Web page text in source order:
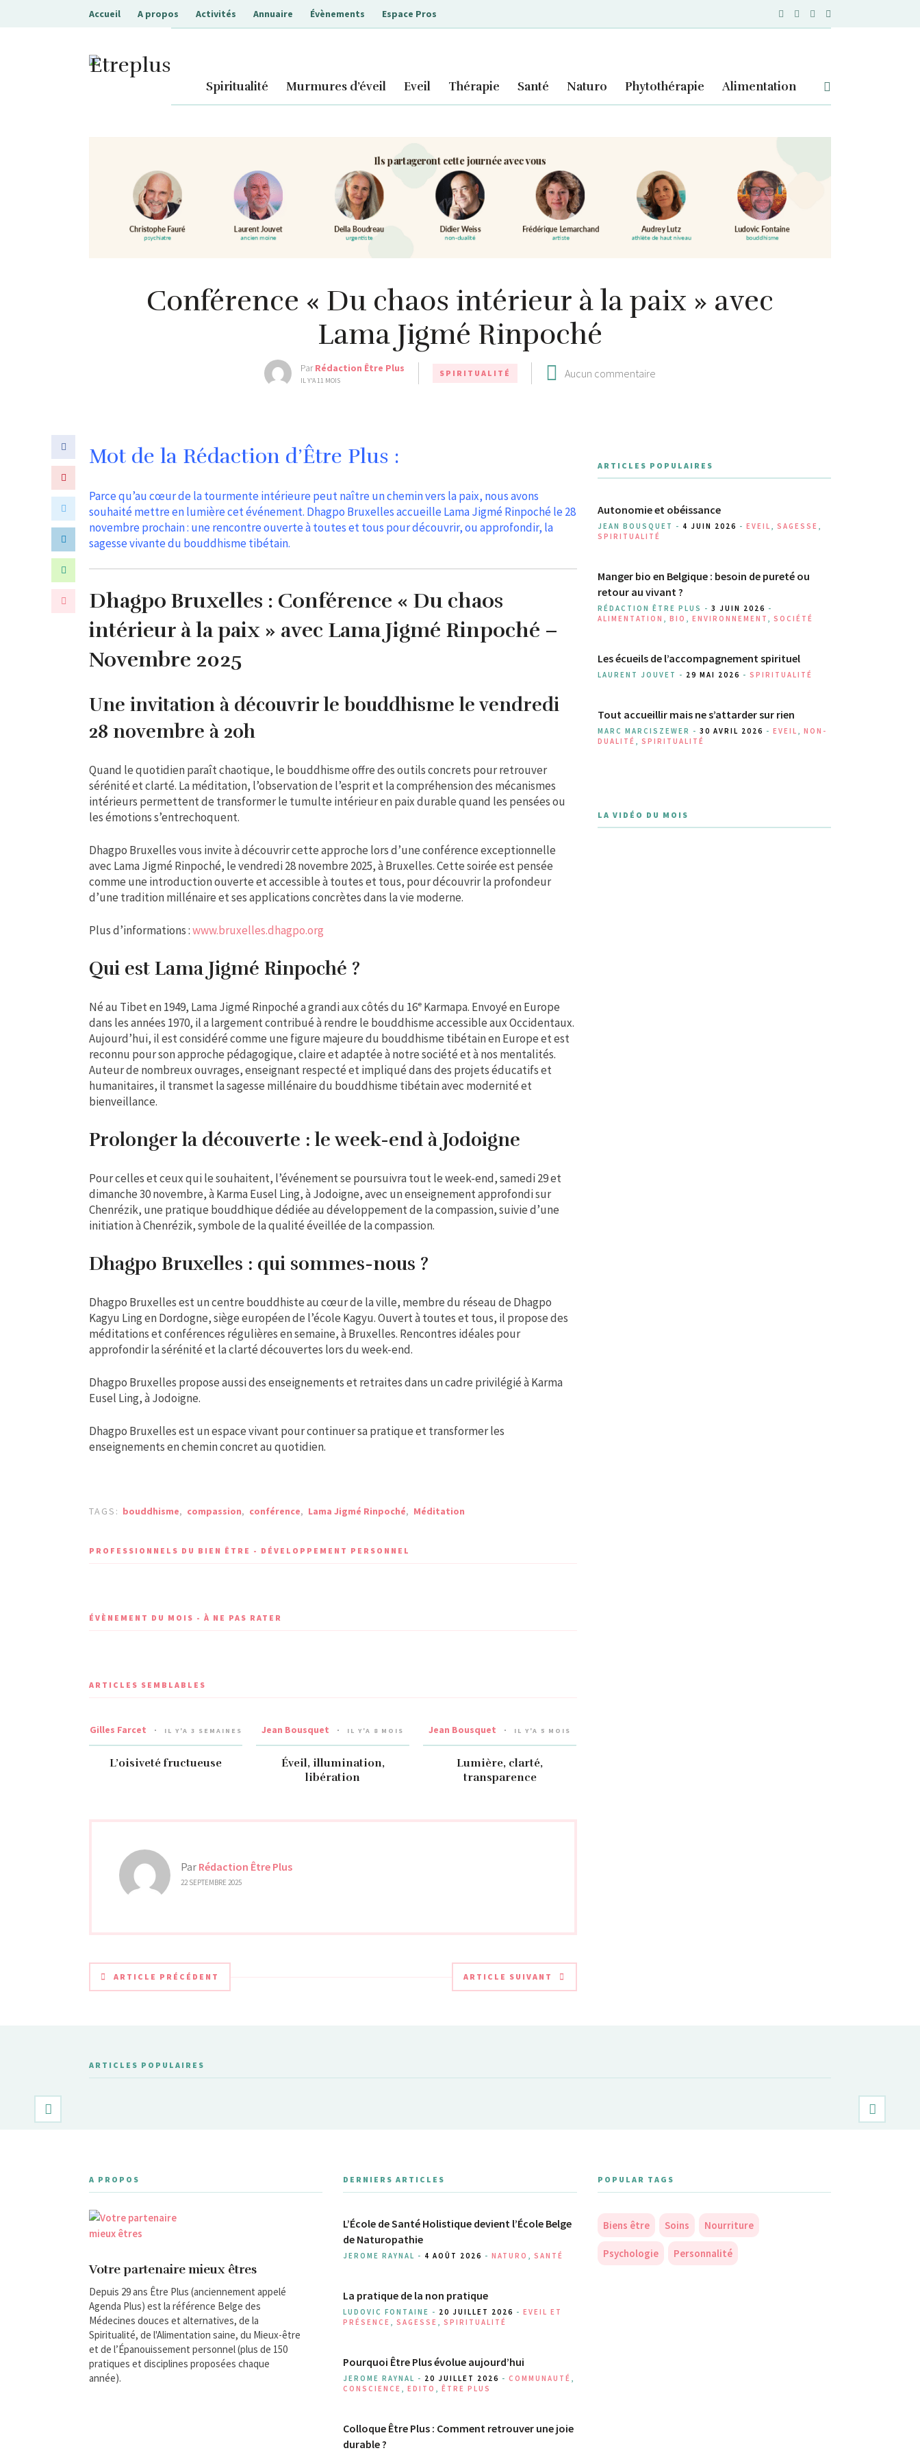
Accueil A propos Activités Annuaire Évènements Espace Pros
Etreplus
Spiritualité Murmures d’éveil Eveil Thérapie Santé Naturo Phytothérapie Alimentation
Conférence « Du chaos intérieur à la paix » avec
Lama Jigmé Rinpoché
ParRédaction Être Plus
IL Y'A 11 MOIS
SPIRITUALITÉ Aucun commentaire
Mot de la Rédaction d’Être Plus :
Parce qu’au cœur de la tourmente intérieure peut naître un chemin vers la paix, nous avons
souhaité mettre en lumière cet événement. Dhagpo Bruxelles accueille Lama Jigmé Rinpoché le 28
novembre prochain : une rencontre ouverte à toutes et tous pour découvrir, ou approfondir, la
sagesse vivante du bouddhisme tibétain.
Dhagpo Bruxelles : Conférence « Du chaos
intérieur à la paix » avec Lama Jigmé Rinpoché –
Novembre 2025
Une invitation à découvrir le bouddhisme le vendredi
28 novembre à 20h
Quand le quotidien paraît chaotique, le bouddhisme offre des outils concrets pour retrouver
sérénité et clarté. La méditation, l’observation de l’esprit et la compréhension des mécanismes
intérieurs permettent de transformer le tumulte intérieur en paix durable quand les pensées ou
les émotions s’entrechoquent.
Dhagpo Bruxelles vous invite à découvrir cette approche lors d’une conférence exceptionnelle
avec Lama Jigmé Rinpoché, le vendredi 28 novembre 2025, à Bruxelles. Cette soirée est pensée
comme une introduction ouverte et accessible à toutes et tous, pour découvrir la profondeur
d’une tradition millénaire et ses applications concrètes dans la vie moderne.
Plus d’informations :www.bruxelles.dhagpo.org
Qui est Lama Jigmé Rinpoché ?
Né au Tibet en 1949, Lama Jigmé Rinpoché a grandi aux côtés du 16ᵉ Karmapa. Envoyé en Europe
dans les années 1970, il a largement contribué à rendre le bouddhisme accessible aux Occidentaux.
Aujourd’hui, il est considéré comme une figure majeure du bouddhisme tibétain en Europe et est
reconnu pour son approche pédagogique, claire et adaptée à notre société et à nos mentalités.
Auteur de nombreux ouvrages, enseignant respecté et impliqué dans des projets éducatifs et
humanitaires, il transmet la sagesse millénaire du bouddhisme tibétain avec modernité et
bienveillance.
Prolonger la découverte : le week-end à Jodoigne
Pour celles et ceux qui le souhaitent, l’événement se poursuivra tout le week-end, samedi 29 et
dimanche 30 novembre, à Karma Eusel Ling, à Jodoigne, avec un enseignement approfondi sur
Chenrézik, une pratique bouddhique dédiée au développement de la compassion, suivie d’une
initiation à Chenrézik, symbole de la qualité éveillée de la compassion.
Dhagpo Bruxelles : qui sommes-nous ?
Dhagpo Bruxelles est un centre bouddhiste au cœur de la ville, membre du réseau de Dhagpo
Kagyu Ling en Dordogne, siège européen de l’école Kagyu. Ouvert à toutes et tous, il propose des
méditations et conférences régulières en semaine, à Bruxelles. Rencontres idéales pour
approfondir la sérénité et la clarté découvertes lors du week-end.
Dhagpo Bruxelles propose aussi des enseignements et retraites dans un cadre privilégié à Karma
Eusel Ling, à Jodoigne.
Dhagpo Bruxelles est un espace vivant pour continuer sa pratique et transformer les
enseignements en chemin concret au quotidien.
TAGS: bouddhisme, compassion, conférence, Lama Jigmé Rinpoché, Méditation
PROFESSIONNELS DU BIEN ÊTRE - DÉVELOPPEMENT PERSONNEL
ÉVÈNEMENT DU MOIS - À NE PAS RATER
ARTICLES SEMBLABLES
Gilles Farcet IL Y'A 3 SEMAINES
L’oisiveté fructueuse
Jean Bousquet IL Y'A 8 MOIS
Éveil, illumination,
libération
Jean Bousquet IL Y'A 5 MOIS
Lumière, clarté,
transparence
Par Rédaction Être Plus
22 SEPTEMBRE 2025
ARTICLE PRÉCÉDENT ARTICLE SUIVANT
ARTICLES POPULAIRES
Autonomie et obéissance
JEAN BOUSQUET - 4 JUIN 2026 - EVEIL , SAGESSE ,
SPIRITUALITÉ
Manger bio en Belgique : besoin de pureté ou
retour au vivant ?
RÉDACTION ÊTRE PLUS - 3 JUIN 2026 -
ALIMENTATION , BIO , ENVIRONNEMENT , SOCIÉTÉ
Les écueils de l’accompagnement spirituel
LAURENT JOUVET - 29 MAI 2026 - SPIRITUALITÉ
Tout accueillir mais ne s’attarder sur rien
MARC MARCISZEWER - 30 AVRIL 2026 - EVEIL , NON-
DUALITÉ , SPIRITUALITÉ
LA VIDÉO DU MOIS
ARTICLES POPULAIRES
A PROPOS
Votre partenaire mieux êtres
Depuis 29 ans Être Plus (anciennement appelé
Agenda Plus) est la référence Belge des
Médecines douces et alternatives, de la
Spiritualité, de l'Alimentation saine, du Mieux-être
et de l’Épanouissement personnel (plus de 150
pratiques et disciplines proposées chaque
année).
DERNIERS ARTICLES
L’École de Santé Holistique devient l’École Belge
de Naturopathie
JEROME RAYNAL - 4 AOÛT 2026 -NATURO ,SANTÉ
La pratique de la non pratique
LUDOVIC FONTAINE - 20 JUILLET 2026 -EVEIL ET
PRÉSENCE ,SAGESSE ,SPIRITUALITÉ
Pourquoi Être Plus évolue aujourd’hui
JEROME RAYNAL - 20 JUILLET 2026 -COMMUNAUTÉ ,
CONSCIENCE ,EDITO ,ÊTRE PLUS
Colloque Être Plus : Comment retrouver une joie
durable ?
POPULAR TAGS
Biens être Soins Nourriture
Psychologie Personnalité